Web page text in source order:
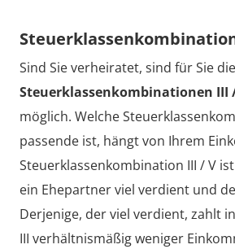
Sind Sie verheiratet, sind für Sie die
Steuerklassenkombinationen III
möglich. Welche
passende ist, hängt von Ihrem
Steuerklassenkombination III / V
ein Ehepartner viel verdient und
Derjenige, der viel verdient, zahlt
III verhältnismäßig weniger